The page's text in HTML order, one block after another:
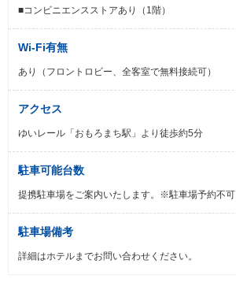
■コンビニエンスストアあり（1階）
Wi-Fi有無
あり（フロントロビー、全客室で無料接続可）
アクセス
ゆいレール「おもろまち駅」より徒歩約5分
駐車可能台数
提携駐車場をご案内いたします。※駐車場予約不可
駐車場備考
詳細はホテルまでお問い合わせください。